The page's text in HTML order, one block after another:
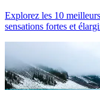
Explorez les 10
sensations fortes et